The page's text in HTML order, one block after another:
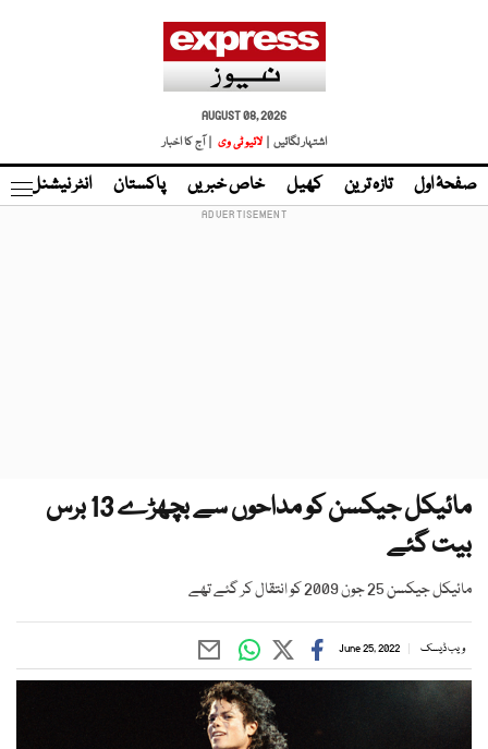
AUGUST 08, 2026
اشتہار لگائیں |
لائیو ٹی وی | آج کا اخبار
صفحۂ اول تازہ ترین کھیل خاص خبریں پاکستان انٹر نیشنل
مائیکل جیکسن کو مداحوں سے بچھڑے 13 برس
بیت گئے
مائیکل جیکسن 25 جون 2009 کو انتقال کر گئے تھے
ویب ڈیسک June 25, 2022